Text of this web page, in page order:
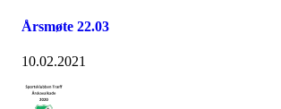
Årsmøte 22.03
10.02.2021